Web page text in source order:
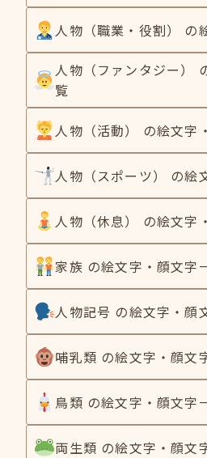
人物（職業・役割） の
人物（ファンタジー）
覧
人物（活動） の絵文字
人物（スポーツ） の絵
人物（休息） の絵文字
家族 の絵文字・顔文字
人物記号 の絵文字・顔
哺乳類 の絵文字・顔文
鳥類 の絵文字・顔文字
両生類 の絵文字・顔文